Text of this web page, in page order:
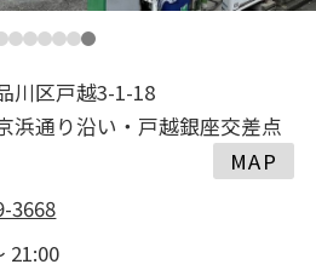
川区戸越3-1-18
浜通り沿い・戸越銀座交差点
MAP
3668
21:00